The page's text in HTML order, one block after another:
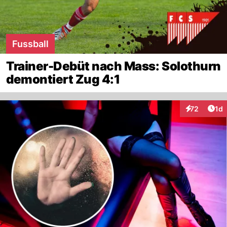
Fussball
Trainer-Debüt nach Mass: Solothurn
demontiert Zug 4:1
72 1d